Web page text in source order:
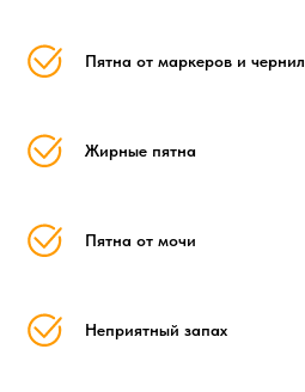
Пятна от маркеров и чернил
Жирные пятна
Пятна от мочи
Неприятный запах